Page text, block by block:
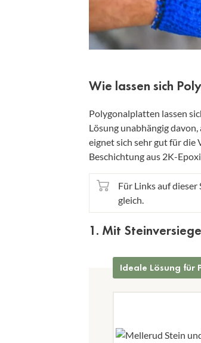
Wie lassen sich
Polygonalplatten lassen
Lösung unabhängig
eignet sich sehr gut für die
Beschichtung aus 2K-
Für Links auf
gleich.
1. Mit
Ideale Lösung für